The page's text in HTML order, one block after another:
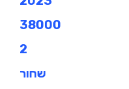
38000
2
שחור